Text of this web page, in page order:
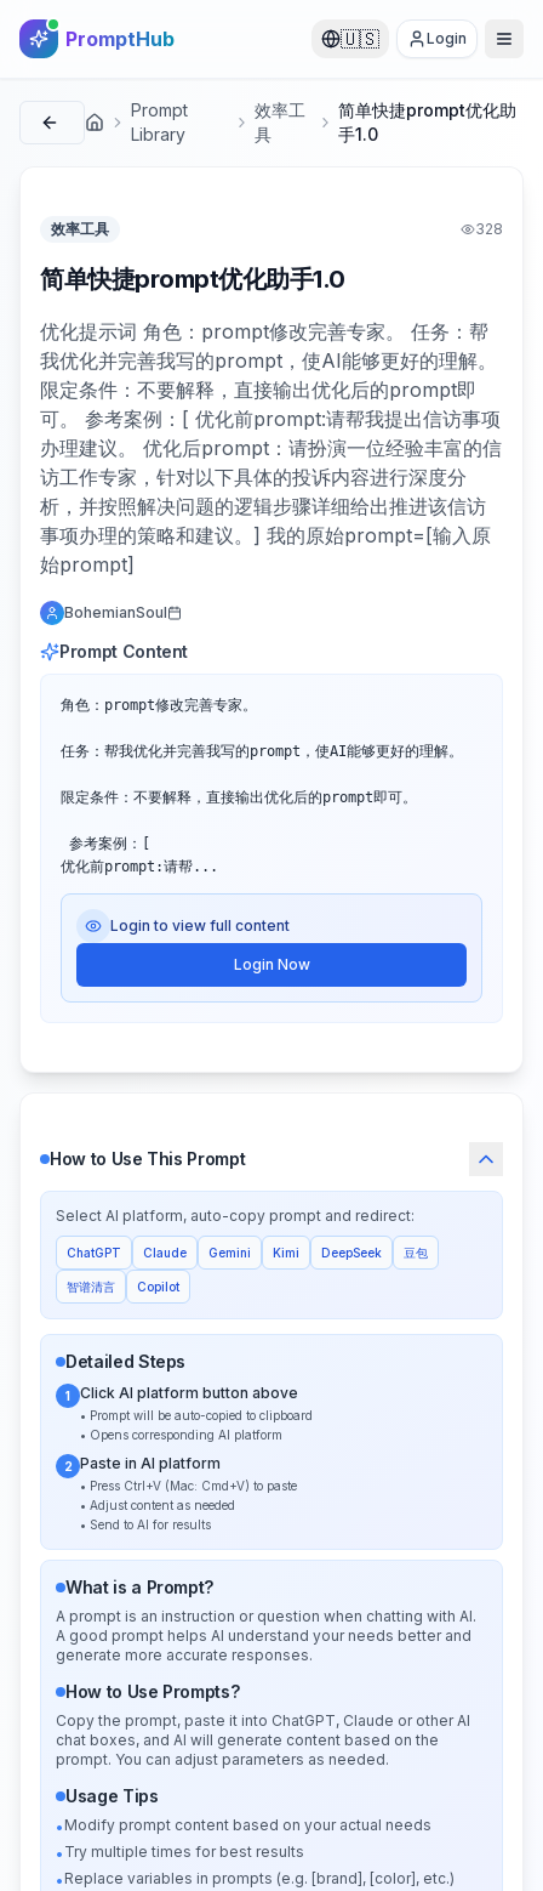
PromptHub 🇺🇸 Login
首页
Prompt
Library
效率工
具
简单快捷prompt优化助
手1.0
效率工具 328
简单快捷prompt优化助手1.0
优化提示词 角色：prompt修改完善专家。 任务：帮
我优化并完善我写的prompt，使AI能够更好的理解。
限定条件：不要解释，直接输出优化后的prompt即
可。 参考案例：[ 优化前prompt:请帮我提出信访事项
办理建议。 优化后prompt：请扮演一位经验丰富的信
访工作专家，针对以下具体的投诉内容进行深度分
析，并按照解决问题的逻辑步骤详细给出推进该信访
事项办理的策略和建议。] 我的原始prompt=[输入原
始prompt]
BohemianSoul
Prompt Content
角色：prompt修改完善专家。
任务：帮我优化并完善我写的prompt，使AI能够更好的理解。
限定条件：不要解释，直接输出优化后的prompt即可。
优化前prompt:请帮...
Login to view full content
Login Now
How to Use This Prompt
Select AI platform, auto-copy prompt and redirect:
ChatGPT Claude Gemini Kimi DeepSeek 豆包
智谱清言 Copilot
Detailed Steps
1 Click AI platform button above
• Prompt will be auto-copied to clipboard
• Opens corresponding AI platform
2 Paste in AI platform
• Press Ctrl+V (Mac: Cmd+V) to paste
• Adjust content as needed
• Send to AI for results
What is a Prompt?
A prompt is an instruction or question when chatting with AI.
A good prompt helps AI understand your needs better and
generate more accurate responses.
How to Use Prompts?
Copy the prompt, paste it into ChatGPT, Claude or other AI
chat boxes, and AI will generate content based on the
prompt. You can adjust parameters as needed.
Usage Tips
• Modify prompt content based on your actual needs
• Try multiple times for best results
• Replace variables in prompts (e.g. [brand], [color], etc.)